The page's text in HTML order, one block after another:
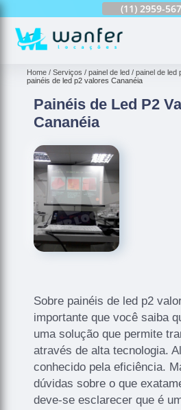
(11) 2959-
Home Serviços painel de led
painel de led
painéis de led p2 valores Cananéia
Painéis de Led P2
Cananéia
Sobre painéis de led p2
importante que você saiba
uma solução que permite
através de alta tecnologia.
conhecido pela eficiência.
dúvidas sobre o que
deve-se esclarecer que é